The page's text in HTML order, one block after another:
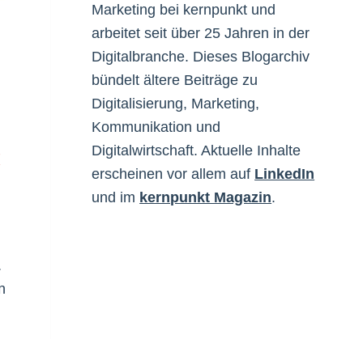
Marketing bei kernpunkt und
arbeitet seit über 25 Jahren in der
Digitalbranche. Dieses Blogarchiv
bündelt ältere Beiträge zu
Digitalisierung, Marketing,
Kommunikation und
Digitalwirtschaft. Aktuelle Inhalte
erscheinen vor allem auf LinkedIn
und im kernpunkt Magazin.